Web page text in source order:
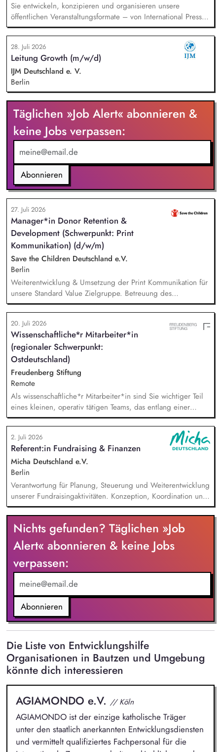
Sie entwickeln, konzipieren und organisieren unsere
öffentlichen Veranstaltungsformate – von International Press
Roundtables, Deep Dive Discussions und Aspen Fireside
Chats bis hin zu besonderen Formaten wie der Aspen
Summer Party, der Aspen Gala und neuen
Veranstaltungsformaten. Sie identifizieren aktuelle politische
Themen und gewinnen hochrangige Referentinnen sowie
Diskussionspartnerinnen aus Politik, Wirtschaft, Wissenschaft,
Medien und Zivilgesellschaft.
28. Juli 2026
Leitung Growth (m/w/d)
IJM Deutschland e. V.
Berlin
Täglichen »Job Alert« abonnieren &
keine Jobs verpassen:
Abonnieren
27. Juli 2026
Manager*in Donor Retention &
Development (Schwerpunkt: Print
Kommunikation) (d/w/m)
Save the Children Deutschland e.V.
Berlin
Weiterentwicklung & Umsetzung der Print Kommunikation für
unsere Standard Value Zielgruppe. Betreuung des
postalischen Mailing-Programm inkl. der Spendenmagazine
und Spendenaufrufe sowie der Print Kommunikation innerhalb
unserer Donor Journeys. Ko-Produktion von Content für die
Print Kommunikation in enger Zusammenarbeit mit dem Team
Brand, Content & Publikationen. Redaktion und Prüfung von
Content/Texten für andere Kanäle und Medien.
20. Juli 2026
Wissenschaftliche*r Mitarbeiter*in
(regionaler Schwerpunkt:
Ostdeutschland)
Freudenberg Stiftung
Remote
Als wissenschaftliche*r Mitarbeiter*in sind Sie wichtiger Teil
eines kleinen, operativ tätigen Teams, das entlang einer
klaren Programmatik langfristig soziale Innovation
implementiert. Sie unterstützen die Geschäftsführung bei der
Umsetzung der Stiftungsprogrammatik und entwickeln dabei
die Internationalisierungsstrategie der Stiftung weiter. Sie
übersetzen wissenschaftliche Erkenntnisse in
alltagsangebundene Handlungsansätze entlang unserer
Stiftungsprogrammatik.
2. Juli 2026
Referent:in Fundraising & Finanzen
Micha Deutschland e.V.
Berlin
Verantwortung für Planung, Steuerung und Weiterentwicklung
unserer Fundraisingaktivitäten. Konzeption, Koordination und
Umsetzung zentraler Fundraisingkampagnen (z. B. Frühjahr,
Jahresende, Aktionen). Aufbau, Pflege und strategische
Weiterentwicklung der Spender:innen‑ und
Großspender:innen‑Beziehungen. Drittmittelmanagement:
Antragstellung, Berichte, Mittelabrufe und Fristenkontrolle.
Budget‑ und Liquiditätsplanung sowie laufendes
Finanzmonitoring.
Nichts gefunden? Täglichen »Job
Alert« abonnieren & keine Jobs
verpassen:
Abonnieren
Die Liste von Entwicklungshilfe
Organisationen in Bautzen und Umgebung
könnte dich interessieren
AGIAMONDO e.V. // Köln
AGIAMONDO ist der einzige katholische Träger
unter den staatlich anerkannten Entwicklungsdiensten
und vermittelt qualifiziertes Fachpersonal für die